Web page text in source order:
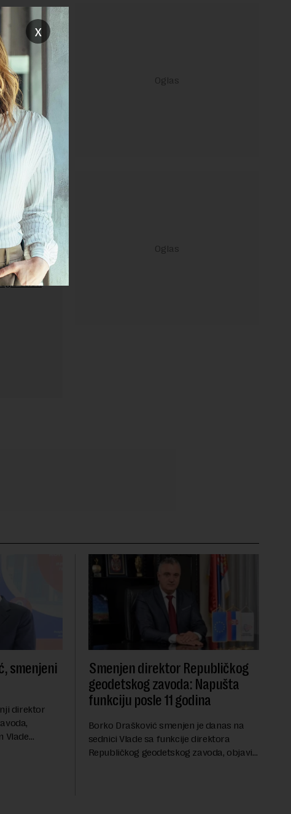
linka
i pravilima
Uslovi
smenjeni
direktor
Vlade
Smenjen direktor Republičkog
geodetskog zavoda: Napušta
funkciju posle 11 godina
Borko Drašković smenjen je danas na
sednici Vlade sa funkcije direktora
Republičkog geodetskog zavoda, objavio
x